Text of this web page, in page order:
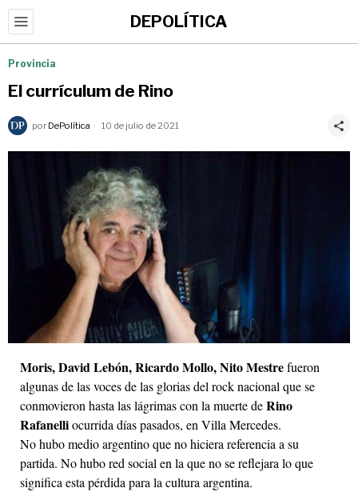
DEPOLÍTICA
Provincia
El currículum de Rino
por DePolítica 10 de julio de 2021
Moris, David Lebón, Ricardo Mollo, Nito Mestrefueron
algunas de las voces de las glorias del rock nacional que se
conmovieron hasta las lágrimas con la muerte deRino
Rafanelliocurrida días pasados, en Villa Mercedes.
No hubo medio argentino que no hiciera referencia a su
partida. No hubo red social en la que no se reflejara lo que
significa esta pérdida para la cultura argentina.